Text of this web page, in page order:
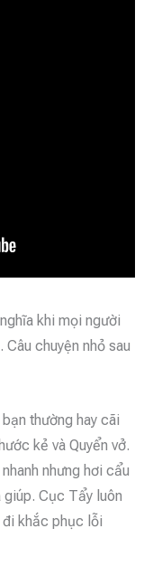
khi mọi người
chuyện nhỏ sau
thường hay cãi
kẻ và Quyển vở.
nhưng hơi cẩu
Cục Tẩy luôn
khắc phục lỗi